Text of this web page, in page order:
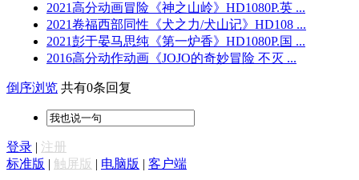
2021高分动画冒险《神之山岭》HD1080P.英 ...
2021卷福西部同性《犬之力/犬山记》HD108 ...
2021彭于晏马思纯《第一炉香》HD1080P.国 ...
2016高分动作动画《JOJO的奇妙冒险 不灭 ...
倒序浏览 共有0条回复
登录 | 注册
标准版 | 触屏版 | 电脑版 | 客户端